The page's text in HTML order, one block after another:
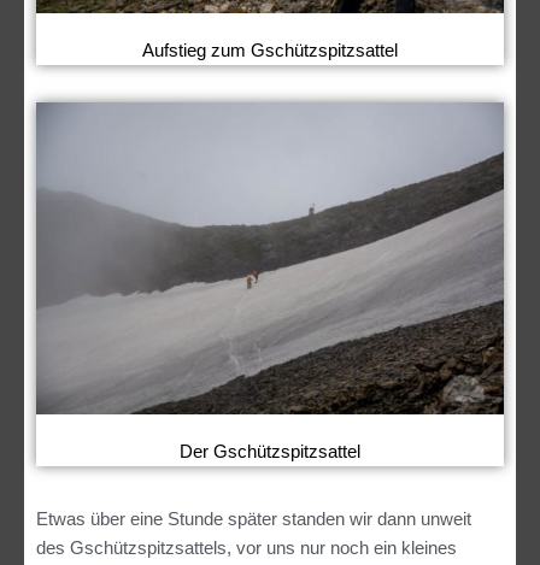
Aufstieg zum Gschützspitzsattel
Der Gschützspitzsattel
Etwas über eine Stunde später standen wir dann unweit
des Gschützspitzsattels, vor uns nur noch ein kleines